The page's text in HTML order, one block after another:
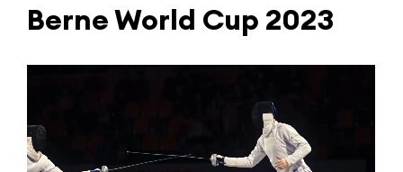
Berne World Cup 2023